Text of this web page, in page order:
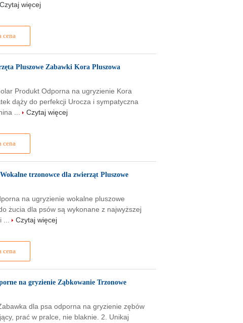
cena
Czytaj więcej
Pluszowe Zabawki Kora Pluszowa
cena
Produkt Odporna na ugryzienie Kora
dąży do perfekcji Urocza i sympatyczna
...
Czytaj więcej
trzonowce dla zwierząt Pluszowe
cena
na ugryzienie wokalne pluszowe
żucia dla psów są wykonane z najwyższej
...
Czytaj więcej
na gryzienie Ząbkowanie Trzonowe
dla psa odporna na gryzienie zębów
prać w pralce, nie blaknie. 2. Unikaj